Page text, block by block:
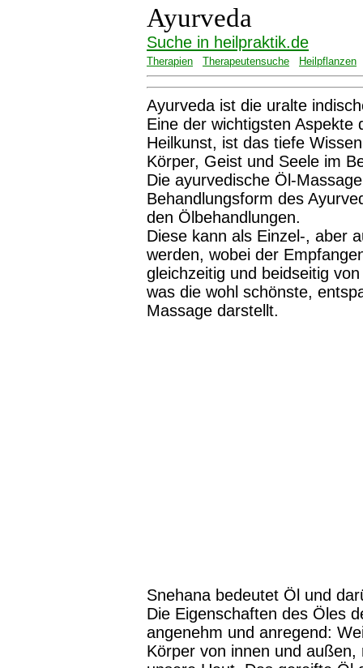
Ayurveda
Suche in heilpraktik.de
Therapien Therapeutensuche Heilpflanzen
Ayurveda ist die uralte
Eine der wichtigsten Aspekte
Heilkunst, ist das tiefe
Körper, Geist und Seele im
Die ayurvedische Öl-
Behandlungsform des
den Ölbehandlungen.
Diese kann als Einzel-, aber
werden, wobei der
gleichzeitig und beidseitig
was die wohl schönste,
Massage darstellt.
Snehana bedeutet Öl und
Die Eigenschaften des Öles
angenehm und anregend:
Körper von innen und